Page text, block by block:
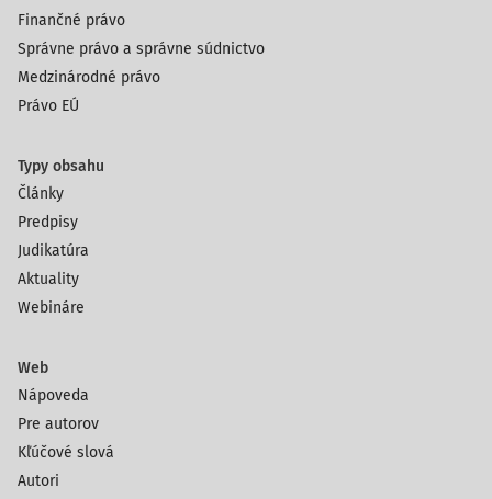
Finančné právo
Správne právo a správne súdnictvo
Medzinárodné právo
Právo EÚ
Typy obsahu
Články
Predpisy
Judikatúra
Aktuality
Webináre
Web
Nápoveda
Pre autorov
Kľúčové slová
Autori